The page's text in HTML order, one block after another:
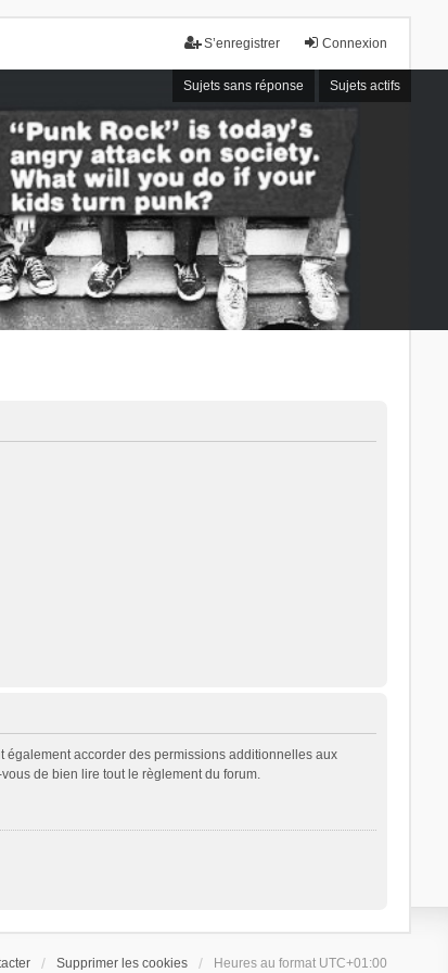
Connexion
S’enregistrer
Sujets sans réponse Sujets actifs
également accorder des permissions additionnelles aux
de bien lire tout le règlement du forum.
Supprimer les cookies Heures au format UTC+01:00